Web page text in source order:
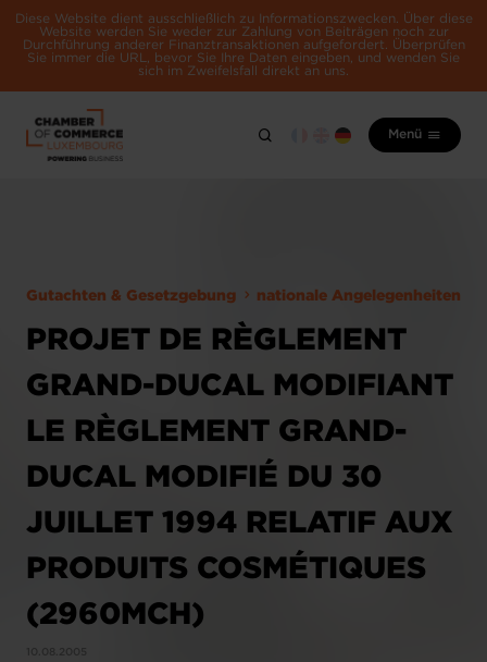
Diese Website dient ausschließlich zu Informationszwecken. Über diese
Website werden Sie weder zur Zahlung von Beiträgen noch zur
Durchführung anderer Finanztransaktionen aufgefordert. Überprüfen
Sie immer die URL, bevor Sie Ihre Daten eingeben, und wenden Sie
sich im Zweifelsfall direkt an uns.
Menü
Gutachten & Gesetzgebung nationale Angelegenheiten
PROJET DE RÈGLEMENT
GRAND-DUCAL MODIFIANT
LE RÈGLEMENT GRAND-
DUCAL MODIFIÉ DU 30
JUILLET 1994 RELATIF AUX
PRODUITS COSMÉTIQUES
(2960MCH)